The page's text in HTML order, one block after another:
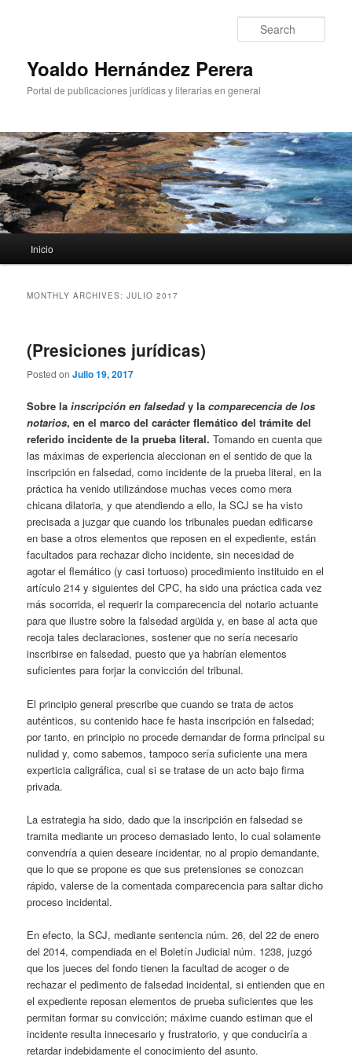
Yoaldo Hernández Perera
Portal de publicaciones jurídicas y literarias en general
Skip to primary content
Skip to secondary content
Inicio
MONTHLY ARCHIVES:JULIO 2017
(Presiciones jurídicas)
Posted onJulio 19, 2017
Sobre lainscripción en falsedady lacomparecencia de los
notarios, en el marco del carácter flemático del trámite del
referido incidente de la prueba literal.Tomando en cuenta que
las máximas de experiencia aleccionan en el sentido de que la
inscripción en falsedad, como incidente de la prueba literal, en la
práctica ha venido utilizándose muchas veces como mera
chicana dilatoria, y que atendiendo a ello, la SCJ se ha visto
precisada a juzgar que cuando los tribunales puedan edificarse
en base a otros elementos que reposen en el expediente, están
facultados para rechazar dicho incidente, sin necesidad de
agotar el flemático (y casi tortuoso) procedimiento instituido en el
artículo 214 y siguientes del CPC, ha sido una práctica cada vez
más socorrida, el requerir la comparecencia del notario actuante
para que ilustre sobre la falsedad argüida y, en base al acta que
recoja tales declaraciones, sostener que no sería necesario
inscribirse en falsedad, puesto que ya habrían elementos
suficientes para forjar la convicción del tribunal.
El principio general prescribe que cuando se trata de actos
auténticos, su contenido hace fe hasta inscripción en falsedad;
por tanto, en principio no procede demandar de forma principal su
nulidad y, como sabemos, tampoco sería suficiente una mera
experticia caligráfica, cual si se tratase de un acto bajo firma
privada.
La estrategia ha sido, dado que la inscripción en falsedad se
tramita mediante un proceso demasiado lento, lo cual solamente
convendría a quien deseare incidentar, no al propio demandante,
que lo que se propone es que sus pretensiones se conozcan
rápido, valerse de la comentada comparecencia para saltar dicho
proceso incidental.
En efecto, la SCJ, mediante sentencia núm. 26, del 22 de enero
del 2014, compendiada en el Boletín Judicial núm. 1238, juzgó
que los jueces del fondo tienen la facultad de acoger o de
rechazar el pedimento de falsedad incidental, si entienden que en
el expediente reposan elementos de prueba suficientes que les
permitan formar su convicción; máxime cuando estiman que el
incidente resulta innecesario y frustratorio, y que conduciría a
retardar indebidamente el conocimiento del asunto.